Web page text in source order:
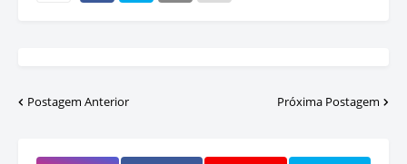
Postagem Anterior Próxima Postagem